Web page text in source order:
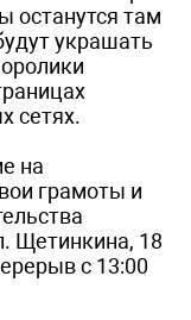
останутся там
украшать
сетях.
на
грамоты и
Щетинкина, 18
с 13:00